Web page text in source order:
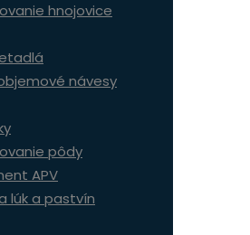
hnojovice
návesy
pôdy
APV
lúk a pastvín